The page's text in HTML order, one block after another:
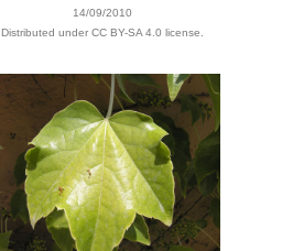
14/09/2010
Distributed under CC BY-SA 4.0 license.